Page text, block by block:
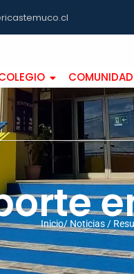
COMUNIDAD
Inicio/ Noticias /